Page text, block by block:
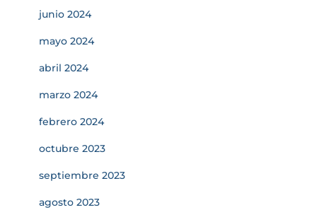
junio 2024
mayo 2024
abril 2024
marzo 2024
febrero 2024
octubre 2023
septiembre 2023
agosto 2023